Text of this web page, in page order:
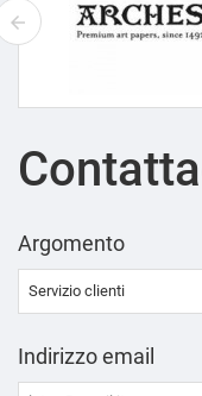
Argomento
Indirizzo email